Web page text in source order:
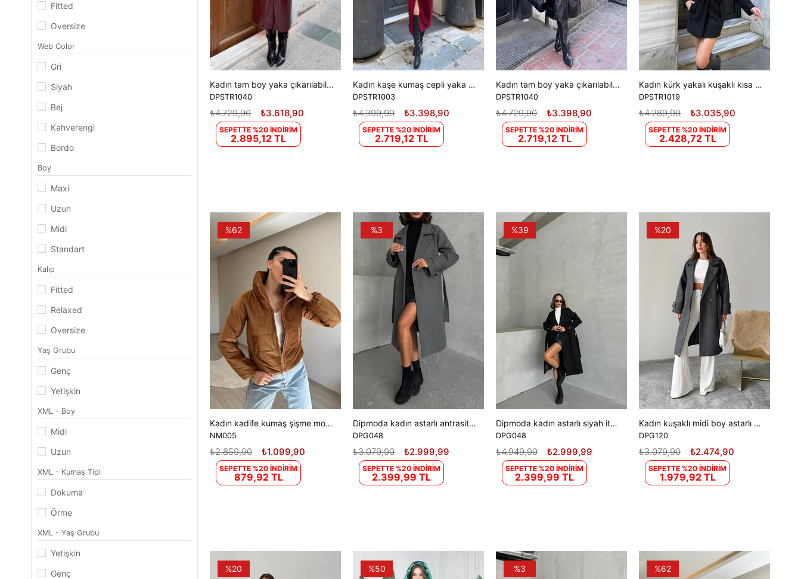
Lacivert
Yeşil
Beyaz
Vizon
Mavi
Fitted
Oversize
Web Color
Gri
Siyah
Bej
Kahverengi
Bordo
Boy
Maxi
Uzun
Midi
Standart
Kalıp
Fitted
Relaxed
Oversize
Yaş Grubu
Genç
Yetişkin
XML - Boy
Midi
Uzun
XML - Kumaş Tipi
Dokuma
Örme
XML - Yaş Grubu
Yetişkin
Genç
Kadın tam boy yaka çıkarılabilir kürklü croco deri kaban DPSTR1040
DPSTR1040
₺3.618,90
₺4.729,90
SEPETTE %20 İNDİRİM
2.895,12 TL
Kadın kaşe kumaş cepli yaka kürklü tam boy kuşaklı kaban DPSTR1003
DPSTR1003
₺3.398,90
₺4.399,90
SEPETTE %20 İNDİRİM
2.719,12 TL
Kadın tam boy yaka çıkarılabilir kürklü croco deri kaban DPSTR1040
DPSTR1040
₺3.398,90
₺4.729,90
SEPETTE %20 İNDİRİM
2.719,12 TL
Kadın kürk yakalı kuşaklı kısa boy kaşe kaban DPSTR1019
DPSTR1019
₺3.035,90
₺4.289,90
SEPETTE %20 İNDİRİM
2.428,72 TL
Kadın kadife kumaş şişme mont NM005
NM005
₺1.099,90
₺2.859,90
SEPETTE %20 İNDİRİM
879,92 TL
%62
Dipmoda kadın astarlı antrasit ithal kaşe kaban DPG048
DPG048
₺2.999,99
₺3.079,90
SEPETTE %20 İNDİRİM
2.399,99 TL
%3
Dipmoda kadın astarlı siyah ithal kaşe kaban DPG048
DPG048
₺2.999,99
₺4.949,90
SEPETTE %20 İNDİRİM
2.399,99 TL
%39
Kadın kuşaklı midi boy astarlı kaban DPG120
DPG120
₺2.474,90
₺3.079,90
SEPETTE %20 İNDİRİM
1.979,92 TL
%20
%20 %50 %3 %62